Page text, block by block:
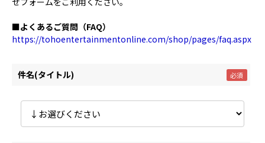
■よくあるご質問（FAQ）
https://tohoentertainmentonline.com/shop/pages/faq.aspx
件名(タイトル)